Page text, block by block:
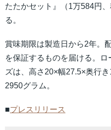
たたかセット』（1万584円
る。
賞味期限は製造日から2年。
を保証するものを届ける。
ズは、高さ20×幅27.5×奥行
2950グラム。
■プレスリリース